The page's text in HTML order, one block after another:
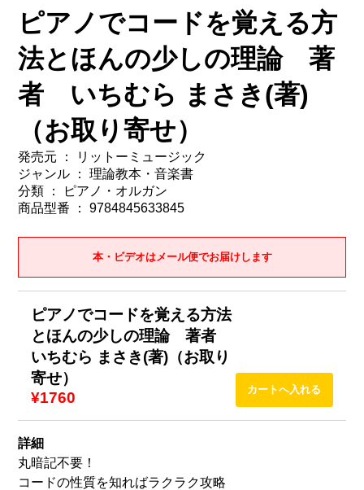
ピアノでコードを覚える方
法とほんの少しの理論 著
者 いちむら まさき(著)
（お取り寄せ）
発売元 ： リットーミュージック
ジャンル ： 理論教本・音楽書
分類 ： ピアノ・オルガン
商品型番 ： 9784845633845
本・ビデオはメール便でお届けします
ピアノでコードを覚える方法
とほんの少しの理論 著者
いちむら まさき(著)（お取り
寄せ）
¥1760
詳細
丸暗記不要！
コードの性質を知ればラクラク攻略